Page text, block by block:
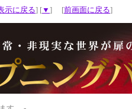
示に戻る] [▼ ] [前画面に戻る]